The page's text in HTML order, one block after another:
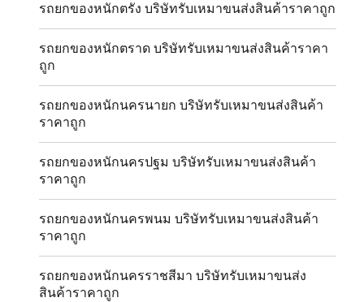
รถยกของหนักตรัง บริษัทรับเหมาขนส่งสินค้าราคาถูก
รถยกของหนักตราด บริษัทรับเหมาขนส่งสินค้าราคา
ถูก
รถยกของหนักนครนายก บริษัทรับเหมาขนส่งสินค้า
ราคาถูก
รถยกของหนักนครปฐม บริษัทรับเหมาขนส่งสินค้า
ราคาถูก
รถยกของหนักนครพนม บริษัทรับเหมาขนส่งสินค้า
ราคาถูก
รถยกของหนักนครราชสีมา บริษัทรับเหมาขนส่ง
สินค้าราคาถูก